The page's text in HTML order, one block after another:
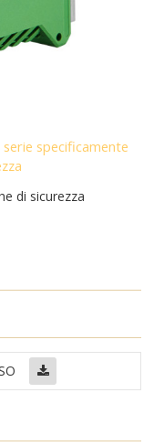
serie specificamente
di sicurezza